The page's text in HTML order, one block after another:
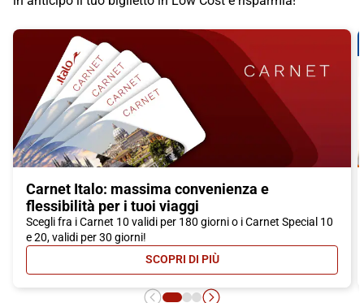
Carnet Italo: massima convenienza e
flessibilità per i tuoi viaggi
Scegli fra i Carnet 10 validi per 180 giorni o i Carnet Special 10
e 20, validi per 30 giorni!
SCOPRI DI PIÙ- CARNET ITALO: MASSIMA